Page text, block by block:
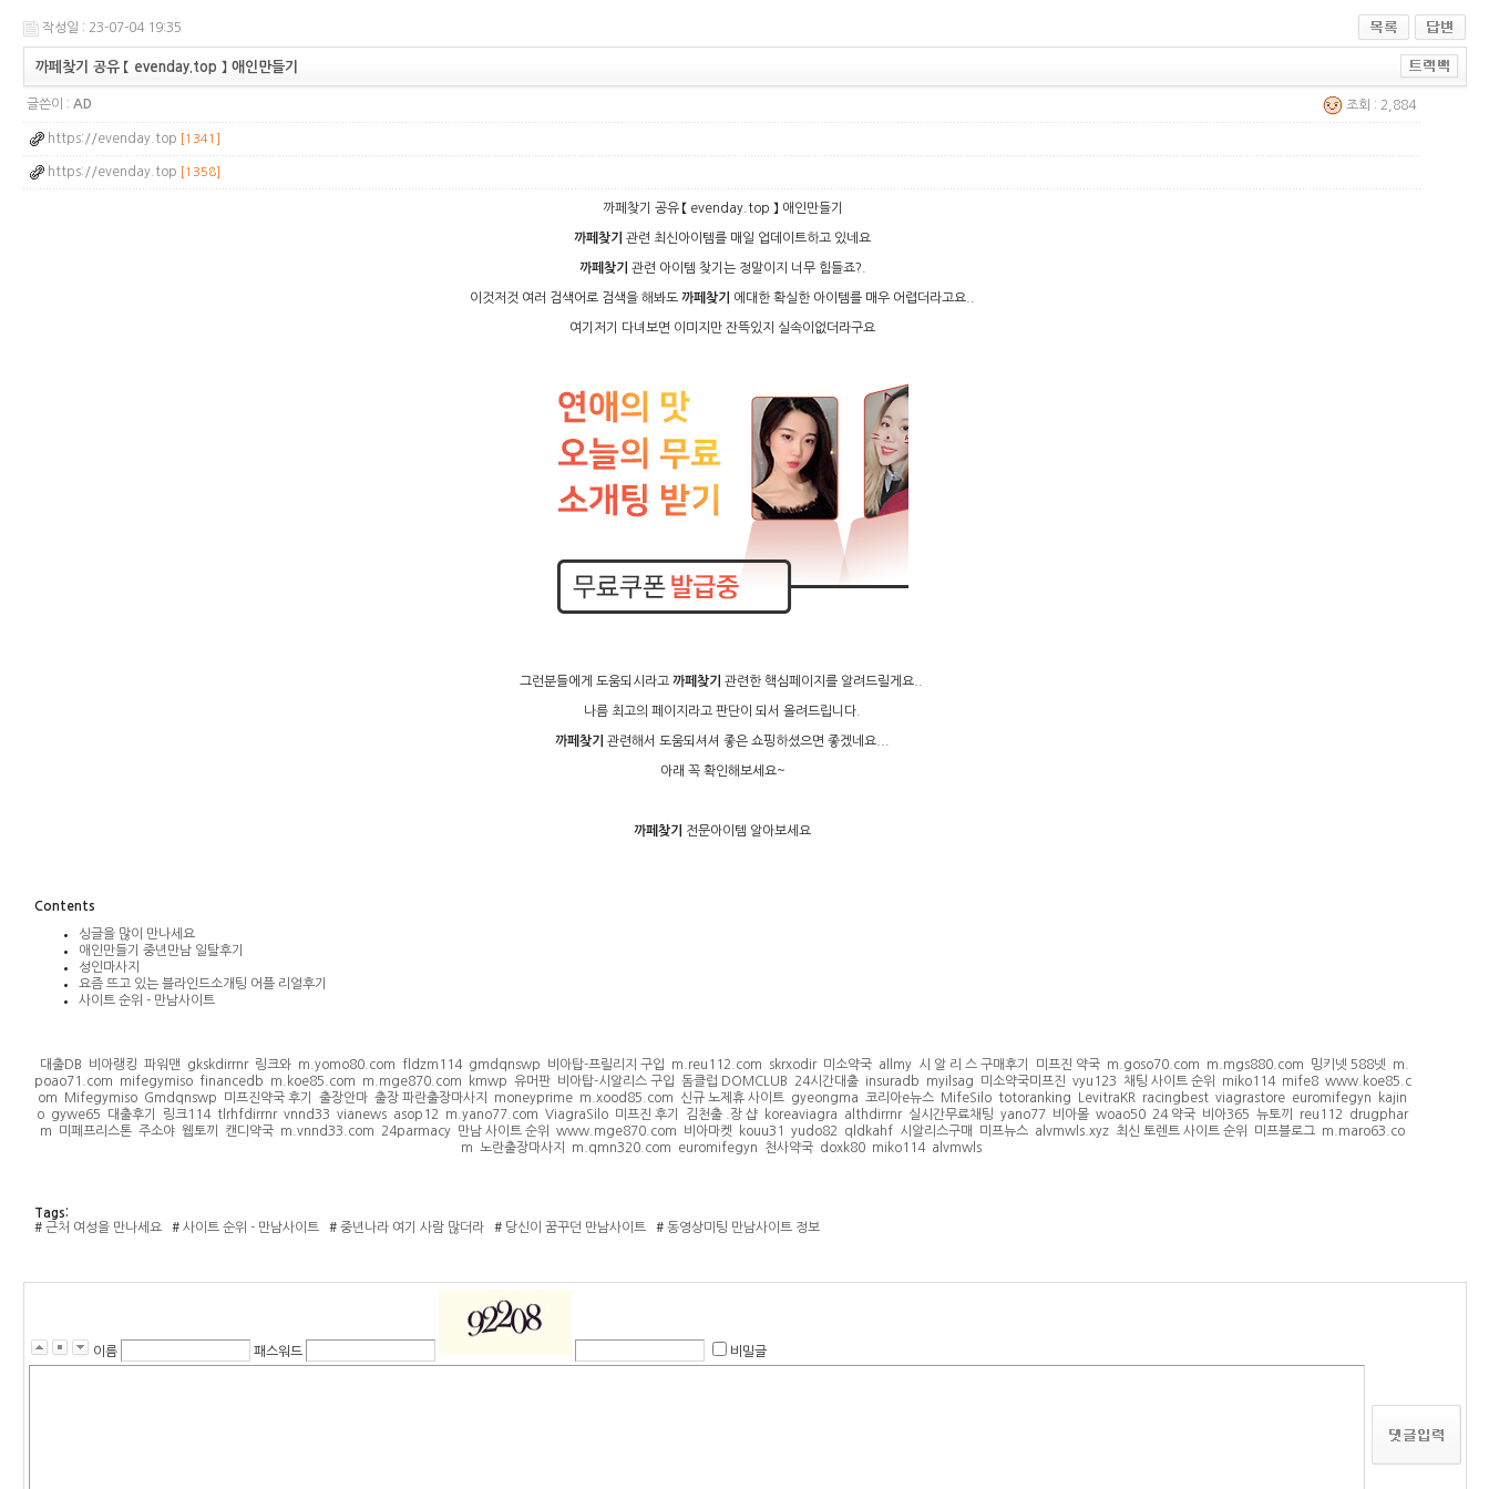
작성일 : 23-07-04 19:35
까­페­찾­기 공유 【 evenday.top 】 애인만들기
글쓴이 : AD 조회 : 2,884
https://evenday.top [1341]
https://evenday.top [1358]
까­페­찾­기 공유 【 evenday.top 】 애인만들기
까­페­찾­기 관련 최신아이템를 매일 업데이트하고 있네요
까­페­찾­기 관련 아이템 찾기는 정말이지 너무 힘들죠?.
이것저것 여러 검색어로 검색을 해봐도 까­페­찾­기 에대한 확실한 아이템를 매우 어렵더라고요..
여기저기 다녀보면 이미지만 잔뜩있지 실속이없더라구요
그런분들에게 도움되시라고 까­페­찾­기 관련한 핵심페이지를 알려드릴게요..
나름 최고의 페이지라고 판단이 되서 올려드립니다.
까­페­찾­기 관련해서 도움되셔셔 좋은 쇼핑하셨으면 좋겠네요...
아래 꼭 확인해보세요~
까­페­찾­기 전문아이템 알아보세요
Contents
싱글을 많이 만나세요
애인만들기 중년만남 일탈후기
성인마사지
요즘 뜨고 있는 블라인드소개팅 어플 리얼후기
사이트 순위 - 만남사이트
대출DB 비아랭킹 파워맨 gkskdirrnr 링크와 m.yomo80.com fldzm114 gmdqnswp 비아탑-프릴리지 구입 m.reu112.com skrxodir 미소약국 allmy 시 알 리 스 구매후기 미프진 약국 m.goso70.com m.mgs880.com 밍키넷 588넷
m.
poao71.com
mifegymiso financedb m.koe85.com m.mge870.com kmwp 유머판 비아탑-시알리스 구입 돔클럽 DOMCLUB 24시간대출 insuradb myilsag 미소약국미프진 vyu123 채팅 사이트 순위 miko114 mife8 www.koe85.c
om
Mifegymiso Gmdqnswp 미프진약국 후기 출장안마 출장 파란출장마사지 moneyprime m.xood85.com 신규 노제휴 사이트 gyeongma 코리아e뉴스 MifeSilo totoranking LevitraKR racingbest viagrastore euromifegyn
kajin
o gywe65 대출후기 링크114 tlrhfdirrnr vnnd33 vianews asop12 m.yano77.com ViagraSilo 미프진 후기 김천출 .장 샵 koreaviagra althdirrnr 실시간무료채팅 yano77 비아몰 woao50 24 약국 비아365 뉴토끼 reu112
drugphar
m
미페프리스톤 주소야 웹토끼 캔디약국 m.vnnd33.com 24parmacy 만남 사이트 순위 www.mge870.com 비아마켓 kouu31 yudo82 qldkahf 시알리스구매 미프뉴스 alvmwls.xyz 최신 토렌트 사이트 순위 미프블로그 m.maro63.co
m 노란출장마사지 m.qmn320.com euromifegyn 천사약국 doxk80 miko114 alvmwls
Tags:
#근처 여성을 만나세요#사이트 순위 - 만남사이트#중년나라 여기 사람 많더라#당신이 꿈꾸던 만남사이트#동영상미팅 만남사이트 정보
이름 패스워드 비밀글